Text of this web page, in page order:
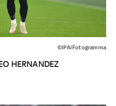
©IPA/Fotogramma
HERNANDEZ